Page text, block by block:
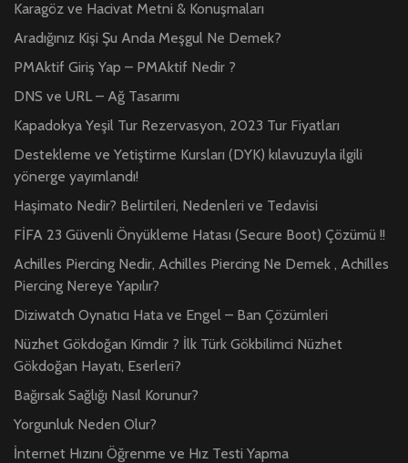
Karagöz ve Hacivat Metni & Konuşmaları
Aradığınız Kişi Şu Anda Meşgul Ne Demek?
PMAktif Giriş Yap – PMAktif Nedir ?
DNS ve URL – Ağ Tasarımı
Kapadokya Yeşil Tur Rezervasyon, 2023 Tur Fiyatları
Destekleme ve Yetiştirme Kursları (DYK) kılavuzuyla ilgili
yönerge yayımlandı!
Haşimato Nedir? Belirtileri, Nedenleri ve Tedavisi
FİFA 23 Güvenli Önyükleme Hatası (Secure Boot) Çözümü !!
Achilles Piercing Nedir, Achilles Piercing Ne Demek , Achilles
Piercing Nereye Yapılır?
Diziwatch Oynatıcı Hata ve Engel – Ban Çözümleri
Nüzhet Gökdoğan Kimdir ? İlk Türk Gökbilimci Nüzhet
Gökdoğan Hayatı, Eserleri?
Bağırsak Sağlığı Nasıl Korunur?
Yorgunluk Neden Olur?
İnternet Hızını Öğrenme ve Hız Testi Yapma